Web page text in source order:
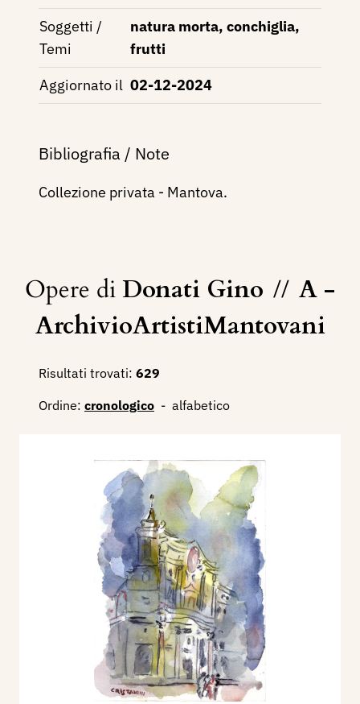
Soggetti /
Temi
natura morta, conchiglia,
frutti
Aggiornato il 02-12-2024
Bibliografia / Note
Collezione privata - Mantova.
Opere diDonati Gino // A -
ArchivioArtistiMantovani
Risultati trovati: 629
Ordine: cronologico - alfabetico